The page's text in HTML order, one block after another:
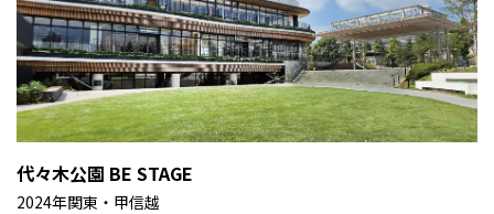
代々木公園 BE STAGE
2024年関東・甲信越